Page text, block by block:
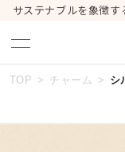
サステナブルを象徴
TOP チャーム シ